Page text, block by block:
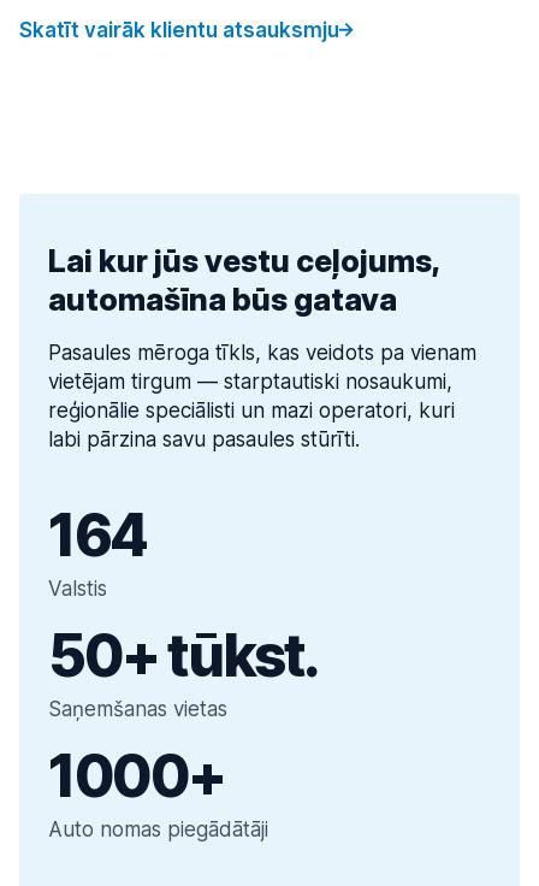
Skatīt vairāk klientu atsauksmju
Lai kur jūs vestu ceļojums,
automašīna būs gatava
Pasaules mēroga tīkls, kas veidots pa vienam
vietējam tirgum — starptautiski nosaukumi,
reģionālie speciālisti un mazi operatori, kuri
labi pārzina savu pasaules stūrīti.
164
Valstis
50+ tūkst.
Saņemšanas vietas
1000+
Auto nomas piegādātāji